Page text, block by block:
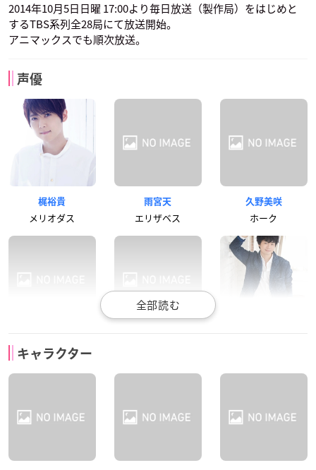
2014年10月5日日曜 17:00より毎日放送（製作局）をはじめと
するTBS系列全28局にて放送開始。
アニマックスでも順次放送。
声優
梶裕貴
メリオダス
雨宮天
エリザベス
久野美咲
ホーク
ディアンヌ
キャラクター